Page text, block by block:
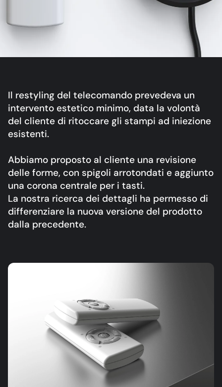
Il restyling del telecomando prevedeva un
intervento estetico minimo, data la volontà
del cliente di ritoccare gli stampi ad iniezione
esistenti.
Abbiamo proposto al cliente una revisione
delle forme, con spigoli arrotondati e aggiunto
una corona centrale per i tasti.
La nostra ricerca dei dettagli ha permesso di
differenziare la nuova versione del prodotto
dalla precedente.